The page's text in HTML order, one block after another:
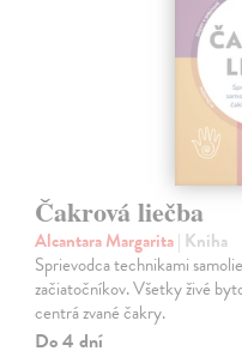
Čakrová liečba
Alcantara Margarita| Kniha
Sprievodca technikami
začiatočníkov. Všetky živé
centrá zvané čakry.
Do 4 dní